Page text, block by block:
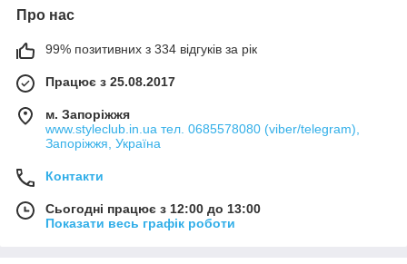
Про нас
99% позитивних з 334 відгуків за рік
Працює з 25.08.2017
м. Запоріжжя
www.styleclub.in.ua тел. 0685578080 (viber/telegram),
Запоріжжя, Україна
Контакти
Сьогодні працює з 12:00 до 13:00
Показати весь графік роботи